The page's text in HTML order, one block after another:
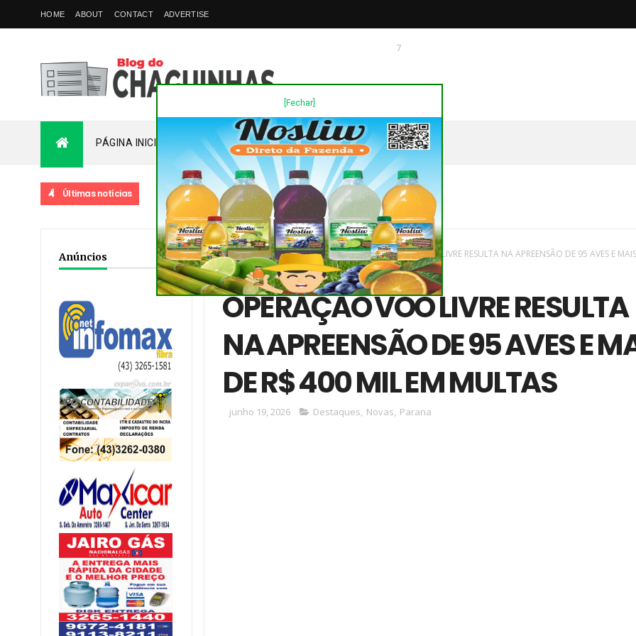
HOME ABOUT CONTACT ADVERTISE
7
PÁGINA INICIAL PLANTÃO FALE COM O CHAGUINHAS
Últimas notícias
Anúncios Home/Destaques/Novas/Parana/OPERAÇÃO VOO LIVRE RESULTA NA APREENSÃO DE 95 AVES E
400 MIL EM MULTAS
OPERAÇÃO VOO LIVRE RESULTA
NA APREENSÃO DE 95 AVES E
DE R$ 400 MIL EM MULTAS
junho 19, 2026 Destaques, Novas, Parana